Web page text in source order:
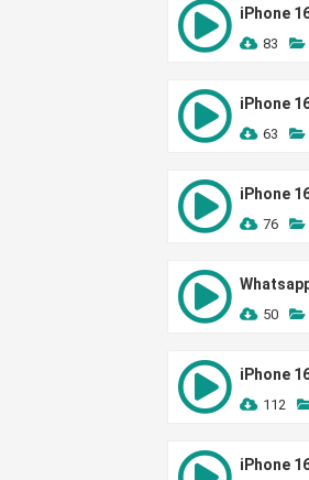
iPhone
83
iPhone
63
iPhone
76
50
iPhone
112
iPhone